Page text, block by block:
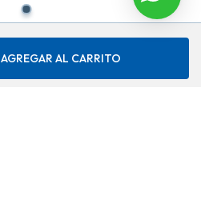
AGREGAR AL CARRITO